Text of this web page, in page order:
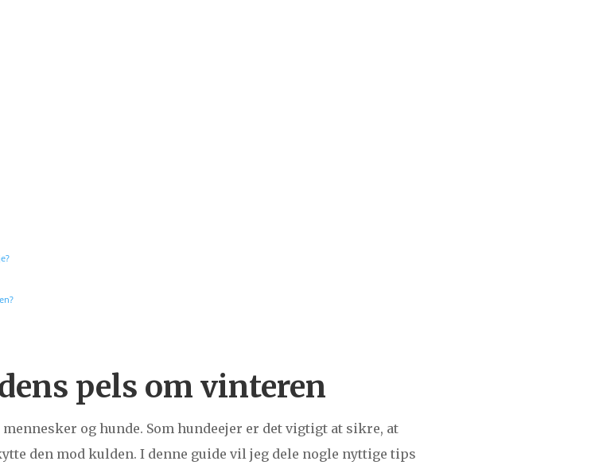
pels om vinteren
og hunde. Som hundeejer er det vigtigt at sikre, at
den mod kulden. I denne guide vil jeg dele nogle nyttige tips